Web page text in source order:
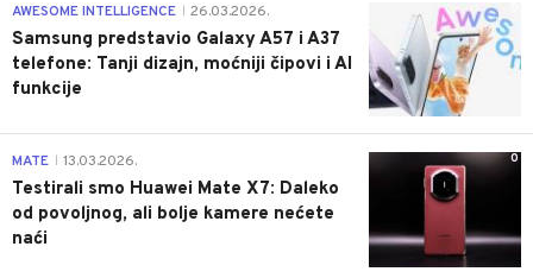
AWESOME INTELLIGENCE 26.03.2026.
Samsung predstavio Galaxy A57 i A37
telefone: Tanji dizajn, moćniji čipovi i AI
funkcije
0
MATE 13.03.2026.
Testirali smo Huawei Mate X7: Daleko
od povoljnog, ali bolje kamere nećete
naći